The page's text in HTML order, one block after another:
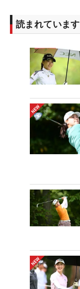
読まれています